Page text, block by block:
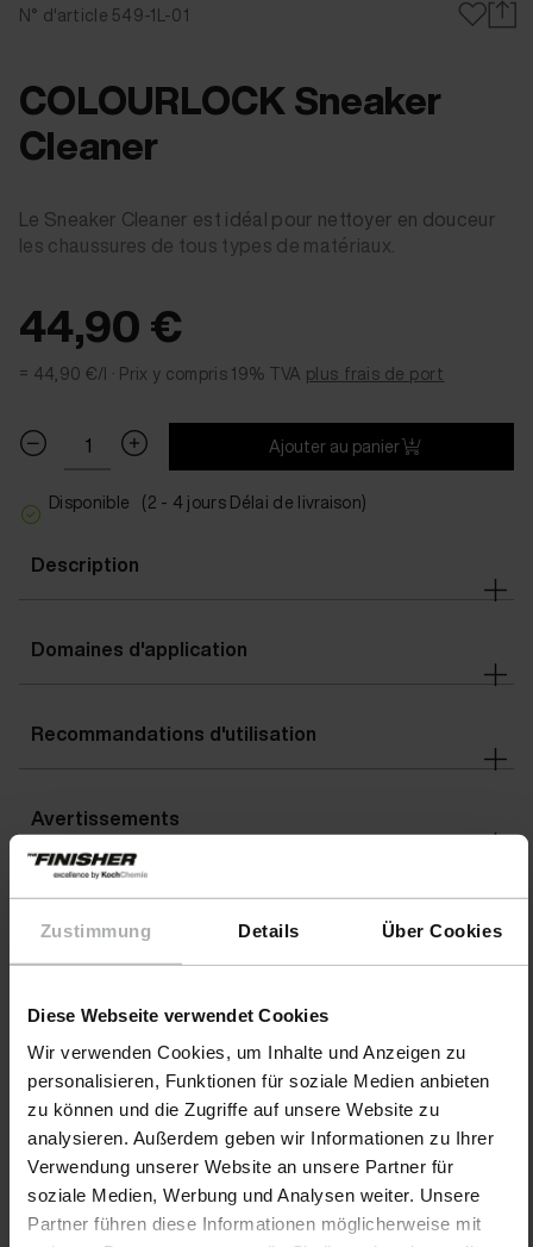
Zustimmung Details Über Cookies
Diese Webseite verwendet Cookies
Wir verwenden Cookies, um Inhalte und Anzeigen zu
personalisieren, Funktionen für soziale Medien anbieten
zu können und die Zugriffe auf unsere Website zu
analysieren. Außerdem geben wir Informationen zu Ihrer
Verwendung unserer Website an unsere Partner für
soziale Medien, Werbung und Analysen weiter. Unsere
Partner führen diese Informationen möglicherweise mit
N° d'article 549-1L-01
COLOURLOCK Sneaker
Cleaner
Le Sneaker Cleaner est idéal pour nettoyer en douceur
les chaussures de tous types de matériaux.
44,90 €
= 44,90 €/l · Prix y compris 19% TVA plus frais de port
Ajouter au panier
Disponible (2 - 4 jours Délai de livraison)
Description
Domaines d'application
Recommandations d'utilisation
Avertissements
Mentions de danger DANGER
Téléchargements